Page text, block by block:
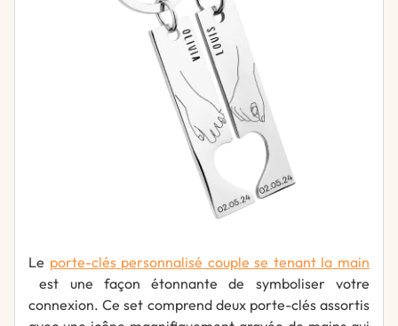
Le porte-clés personnalisé couple se tenant la main
est une façon étonnante de symboliser votre
connexion. Ce set comprend deux porte-clés assortis